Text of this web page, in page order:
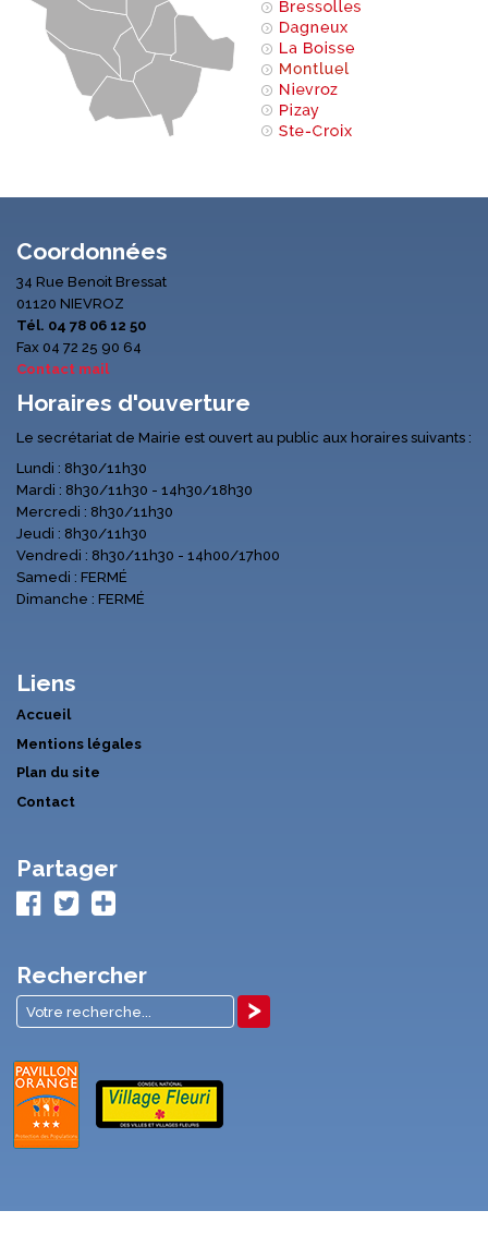
Coordonnées
34 Rue Benoit Bressat
01120 NIEVROZ
Tél. 04 78 06 12 50
Fax 04 72 25 90 64
Contact mail
Horaires d'ouverture
Le secrétariat de Mairie est ouvert au public aux horaires suivants :
Lundi : 8h30/11h30
Mardi : 8h30/11h30 - 14h30/18h30
Mercredi : 8h30/11h30
Jeudi : 8h30/11h30
Vendredi : 8h30/11h30 - 14h00/17h00
Samedi : FERMÉ
Dimanche : FERMÉ
Liens
Accueil
Mentions légales
Plan du site
Contact
Partager
Rechercher